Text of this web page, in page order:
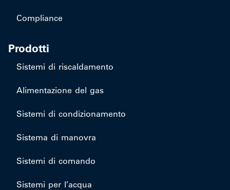
Compliance
Prodotti
Sistemi di riscaldamento
Alimentazione del gas
Sistemi di condizionamento
Sistema di manovra
Sistemi di comando
Sistemi per l’acqua